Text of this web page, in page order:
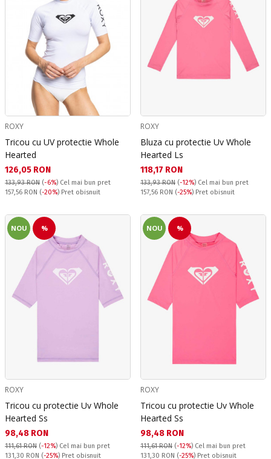
ROXY
Tricou cu UV protectie Whole
Hearted
Текуща цена:
126,05 RON
133,93 RON (-6%) Cel mai bun pret
Pret obisnuit:
157,56 RON (-20%) Pret obisnuit
ROXY
Bluza cu protectie Uv Whole
Hearted Ls
Текуща цена:
118,17 RON
133,93 RON (-12%) Cel mai bun pret
Pret obisnuit:
157,56 RON (-25%) Pret obisnuit
NOU %
ROXY
Tricou cu protectie Uv Whole
Hearted Ss
Текуща цена:
98,48 RON
111,61 RON (-12%) Cel mai bun pret
Pret obisnuit:
131,30 RON (-25%) Pret obisnuit
NOU %
ROXY
Tricou cu protectie Uv Whole
Hearted Ss
Текуща цена:
98,48 RON
111,61 RON (-12%) Cel mai bun pret
Pret obisnuit:
131,30 RON (-25%) Pret obisnuit